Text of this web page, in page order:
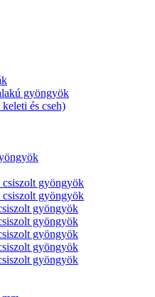
gyöngyök
és cseh)
csiszolt gyöngyök
csiszolt gyöngyök
gyöngyök
gyöngyök
gyöngyök
gyöngyök
gyöngyök